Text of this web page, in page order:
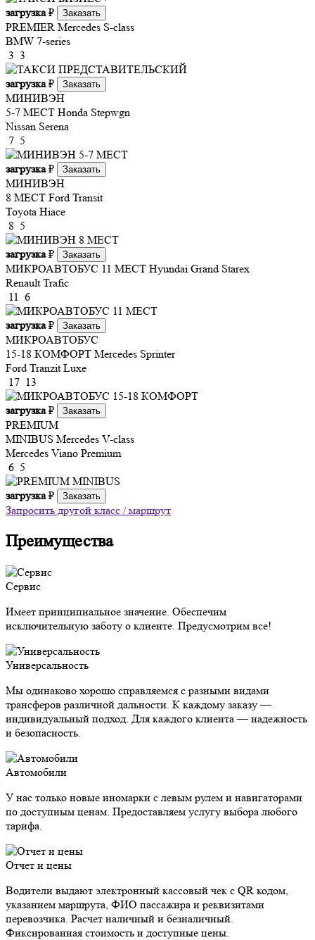
загрузка₽ Заказать
PREMIER Mercedes S-class
BMW 7-series
3 3
загрузка₽ Заказать
МИНИВЭН
5-7 МЕСТ Honda Stepwgn
Nissan Serena
7 5
загрузка₽ Заказать
МИНИВЭН
8 МЕСТ Ford Transit
Toyota Hiace
8 5
загрузка₽ Заказать
МИКРОАВТОБУС 11 МЕСТ Hyundai Grand Starex
Renault Trafic
11 6
загрузка₽ Заказать
МИКРОАВТОБУС
15-18 КОМФОРТ Mercedes Sprinter
Ford Tranzit Luxe
17 13
загрузка₽ Заказать
PREMIUM
MINIBUS Mercedes V-class
Mercedes Viano Premium
6 5
загрузка₽ Заказать
Запросить другой класс / маршрут
Преимущества
Сервис
Имеет принципиальное значение. Обеспечим
исключительную заботу о клиенте. Предусмотрим все!
Универсальность
Мы одинаково хорошо справляемся с разными видами
трансферов различной дальности. К каждому заказу —
индивидуальный подход. Для каждого клиента — надежность
и безопасность.
Автомобили
У нас только новые иномарки с левым рулем и навигаторами
по доступным ценам. Предоставляем услугу выбора любого
тарифа.
Отчет и цены
Водители выдают электронный кассовый чек с QR кодом,
указанием маршрута, ФИО пассажира и реквизитами
перевозчика. Расчет наличный и безналичный.
Фиксированная стоимость и доступные цены.